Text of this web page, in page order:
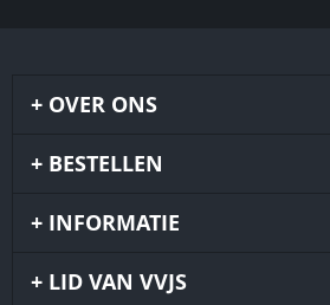
OVER ONS
BESTELLEN
INFORMATIE
LID VAN VVJS